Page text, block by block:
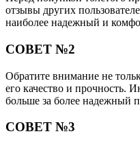
отзывы других
наиболее надежный и
СОВЕТ №2
Обратите внимание не
его качество и прочность.
больше за более надежный
СОВЕТ №3